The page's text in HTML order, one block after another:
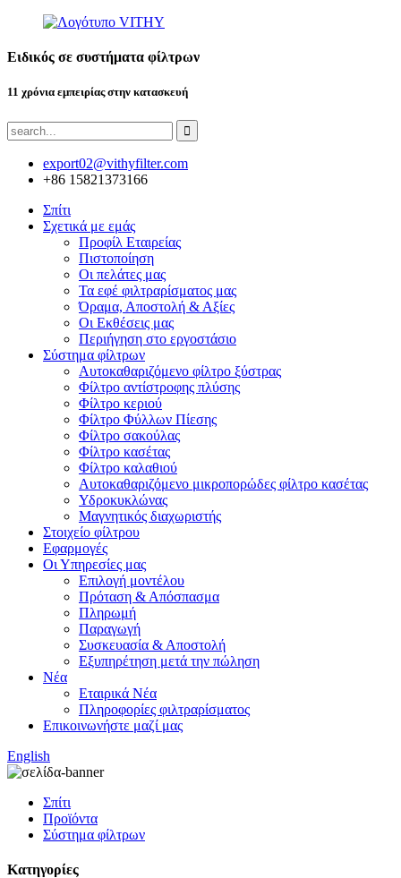
Ειδικός σε συστήματα φίλτρων
11 χρόνια εμπειρίας στην κατασκευή
export02@vithyfilter.com
+86 15821373166
Σπίτι
Σχετικά με εμάς
Προφίλ Εταιρείας
Πιστοποίηση
Οι πελάτες μας
Τα εφέ φιλτραρίσματος μας
Όραμα, Αποστολή & Αξίες
Οι Εκθέσεις μας
Περιήγηση στο εργοστάσιο
Σύστημα φίλτρων
Αυτοκαθαριζόμενο φίλτρο ξύστρας
Φίλτρο αντίστροφης πλύσης
Φίλτρο κεριού
Φίλτρο Φύλλων Πίεσης
Φίλτρο σακούλας
Φίλτρο κασέτας
Φίλτρο καλαθιού
Αυτοκαθαριζόμενο μικροπορώδες φίλτρο κασέτας
Υδροκυκλώνας
Μαγνητικός διαχωριστής
Στοιχείο φίλτρου
Εφαρμογές
Οι Υπηρεσίες μας
Επιλογή μοντέλου
Πρόταση & Απόσπασμα
Πληρωμή
Παραγωγή
Συσκευασία & Αποστολή
Εξυπηρέτηση μετά την πώληση
Νέα
Εταιρικά Νέα
Πληροφορίες φιλτραρίσματος
Επικοινωνήστε μαζί μας
English
Σπίτι
Προϊόντα
Σύστημα φίλτρων
Κατηγορίες